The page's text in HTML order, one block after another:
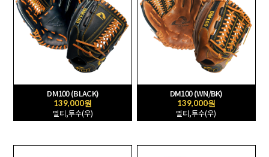
DM100 (BLACK)
139,000원
멀티,투수(우)
DM100 (WN/BK)
139,000원
멀티,투수(우)